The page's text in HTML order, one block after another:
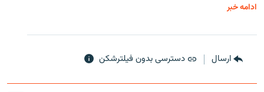
ادامه خبر
ارسال دسترسی بدون فیلترشکن